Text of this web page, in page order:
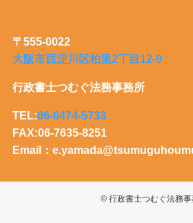
〒555-0022
大阪市西淀川区柏里2丁目12-9
行政書士つむぐ法務事務所
TEL:06-6474-5733
FAX:06-7635-8251
Email：
© 行政書士つむぐ法務